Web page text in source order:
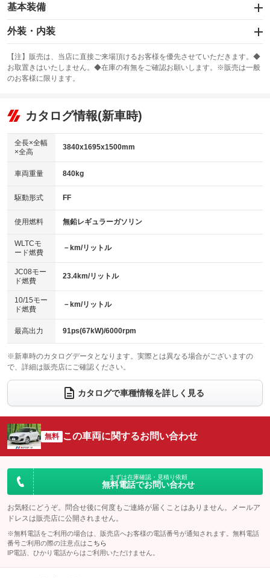
基本装備
エアバッグ：運転席/助手席
：装備あり
：装備なし
サンルーフ
：装備なし ABS
リフトアップ
：装備なし
：装備なし
パワーウィンドウ
アイドリングストップ
：装備なし
USB入力端子
：装備なし
100V電源
：装備なし
センターデフロック
：装備なし
電動格納ミラー
：装備あり
外装・内装
カーナビ：メモリーナビ他
：装備あり
TV
：装備なし
ビジュアル
：装備なし
：装備なし
革シート
キーレス
HID(キセノンライト)
：装備なし
バックカメラ
：装備なし
エアロ
：装備なし
：装備なし
パワーシート
ベンチシート
：装備なし
チップアップシート
：装備なし
：装備なし ：装備あり
ウォークスルー
：装備なし
電動リアゲート フロントカメラ
：装備なし
：装備なし ：装備なし
サイドカメラ
：装備なし ルーフレール
：装備なし
：装備なし
：装備なし
【注】販売は、当店に直接ご来場頂けるお客様を優先させていただきます。◆
お取置きはいたしません。◆在庫の有無をご確認お願いします。※販売は一般
のお客様に限ります。
カタログ情報(新車時)
全長×全幅
×全高
3840x1695x1500mm
車両重量 840kg
駆動形式 FF
使用燃料 無鉛レギュラーガソリン
WLTCモ
ード燃費
－km/リットル
JC08モー
ド燃費
23.4km/リットル
10/15モー
ド燃費
－km/リットル
最高出力 91ps(67kW)/6000rpm
※新車時のカタログデータとなります。実際とは異なる場合がございますの
で、詳細は販売店にご確認ください。
カタログで車種情報を詳しく見る
無料 この車両に関するお問い合わせ
まずは在庫確認・見積り依頼
無料電話でお問い合わせ
お気軽にどうぞ。問合せ後に何度もご連絡が届くことはありません。メールア
ドレスは販売店に公開されません。
※無料電話をご利用の場合は、販売店へお客様の電話番号が通知されます。無料電話
番号ご利用の際の注意点は こちら
IP電話、ひかり電話からはご利用いただけません。